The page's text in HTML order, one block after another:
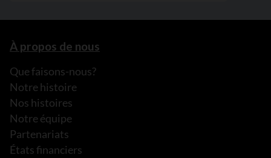
À propos de nous
Que faisons-nous?
Notre histoire
Nos histoires
Notre équipe
Partenariats
États financiers